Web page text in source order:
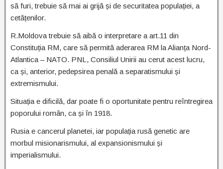
să furi, trebuie să mai ai grijă și de securitatea populației, a
cetățenilor.
R.Moldova trebuie să aibă o interpretare a art.11 din
Constituția RM, care să permită aderarea RM la Alianța Nord-
Atlantica – NATO. PNL, Consiliul Unirii au cerut acest lucru,
ca și, anterior, pedepsirea penală a separatismului și
extremismului.
Situația e dificilă, dar poate fi o oportunitate pentru reîntregirea
poporului român, ca și în 1918.
Rusia e cancerul planetei, iar populația rusă genetic are
morbul misionarismului, al expansionismului și
imperialismului.